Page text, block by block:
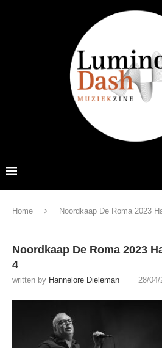
Home Noordkaap De Roma 2023
Noordkaap De Roma 2023
4
written by Hannelore Dieleman 28/04/